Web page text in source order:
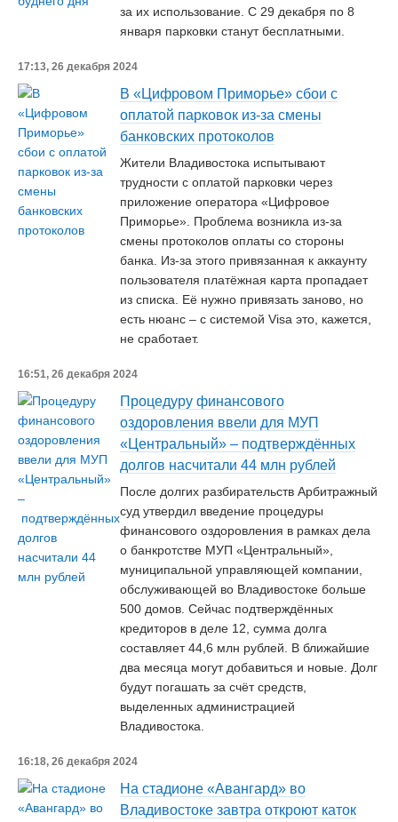
за их использование. С 29 декабря по 8
января парковки станут бесплатными.
17:13, 26 декабря 2024
В «Цифровом Приморье» сбои с
оплатой парковок из-за смены
банковских протоколов
Жители Владивостока испытывают
трудности с оплатой парковки через
приложение оператора «Цифровое
Приморье». Проблема возникла из-за
смены протоколов оплаты со стороны
банка. Из-за этого привязанная к аккаунту
пользователя платёжная карта пропадает
из списка. Её нужно привязать заново, но
есть нюанс – с системой Visa это, кажется,
не сработает.
16:51, 26 декабря 2024
Процедуру финансового
оздоровления ввели для МУП
«Центральный» – подтверждённых
долгов насчитали 44 млн рублей
После долгих разбирательств Арбитражный
суд утвердил введение процедуры
финансового оздоровления в рамках дела
о банкротстве МУП «Центральный»,
муниципальной управляющей компании,
обслуживающей во Владивостоке больше
500 домов. Сейчас подтверждённых
кредиторов в деле 12, сумма долга
составляет 44,6 млн рублей. В ближайшие
два месяца могут добавиться и новые. Долг
будут погашать за счёт средств,
выделенных администрацией
Владивостока.
16:18, 26 декабря 2024
На стадионе «Авангард» во
Владивостоке завтра откроют каток